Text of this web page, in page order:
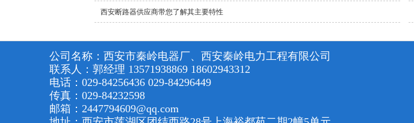
西安断路器供应商带您了解其主要特性
公司名称：西安市秦岭电器厂、西安秦岭电力工程有限公司
联系人：郭经理 13571938869 18602943312
电话：029-84256436 029-84296449
传真：029-84232598
邮箱：2447794609@qq.com